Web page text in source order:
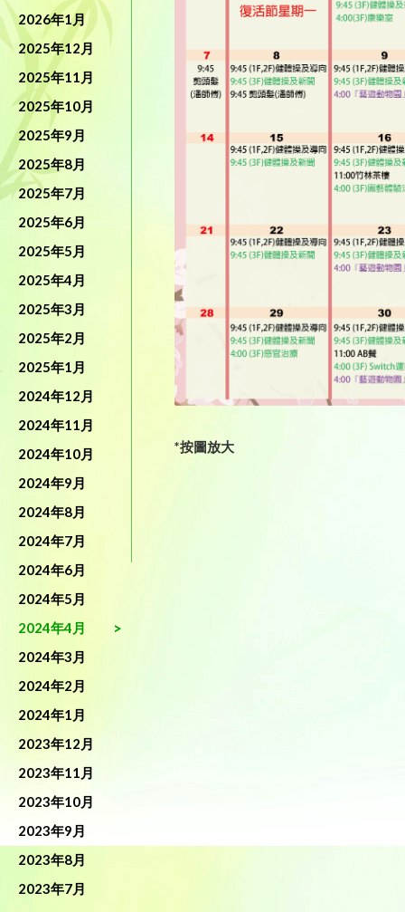
2026年1月
2025年12月
2025年11月
2025年10月
2025年9月
2025年8月
2025年7月
2025年6月
2025年5月
2025年4月
2025年3月
2025年2月
2025年1月
2024年12月
2024年11月
2024年10月
2024年9月
2024年8月
2024年7月
2024年6月
2024年5月
2024年4月
2024年3月
2024年2月
2024年1月
2023年12月
2023年11月
2023年10月
2023年9月
2023年8月
2023年7月
*按圖放大